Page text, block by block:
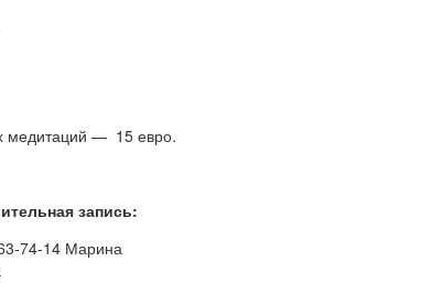
медитаций — 15 евро.
запись:
74-14 Марина